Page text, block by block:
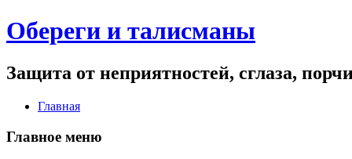
Обереги и талисманы
Защита от неприятностей, сглаза,
Главная
Главное меню